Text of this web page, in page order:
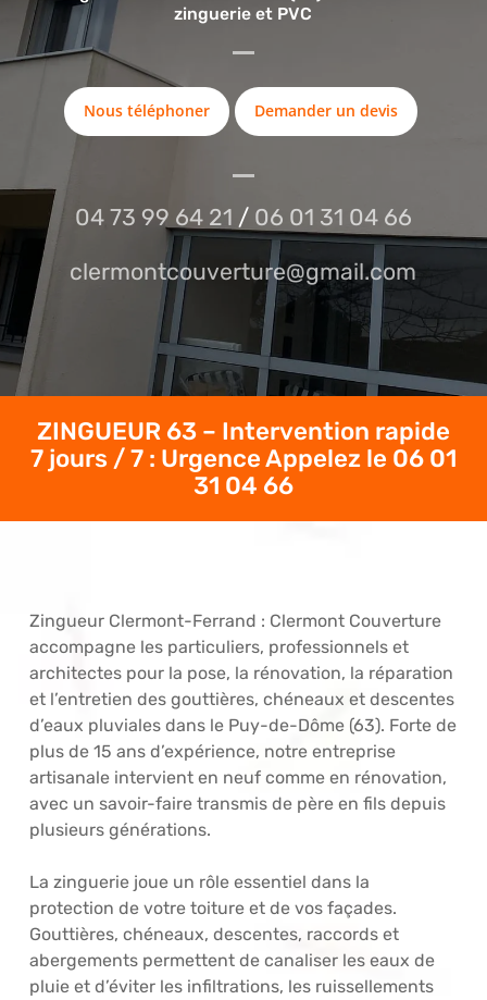
zinguerie et PVC
Nous téléphoner Demander un devis
04 73 99 64 21 / 06 01 31 04 66
clermontcouverture@gmail.com
ZINGUEUR 63 – Intervention rapide
7 jours / 7 : Urgence Appelez le 06 01
31 04 66
Zingueur Clermont-Ferrand : Clermont Couverture
accompagne les particuliers, professionnels et
architectes pour la pose, la rénovation, la réparation
et l’entretien des gouttières, chéneaux et descentes
d’eaux pluviales dans le Puy-de-Dôme (63). Forte de
plus de 15 ans d’expérience, notre entreprise
artisanale intervient en neuf comme en rénovation,
avec un savoir-faire transmis de père en fils depuis
plusieurs générations.
La zinguerie joue un rôle essentiel dans la
protection de votre toiture et de vos façades.
Gouttières, chéneaux, descentes, raccords et
abergements permettent de canaliser les eaux de
pluie et d’éviter les infiltrations, les ruissellements